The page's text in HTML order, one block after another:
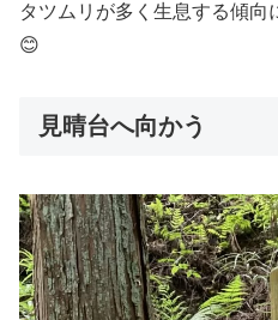
タツムリが多く生息する傾
😊
見晴台へ向かう